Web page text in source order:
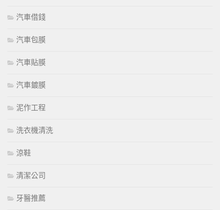
汽車借錢
汽車包膜
汽車貼膜
汽車鍍膜
泥作工程
洗衣機清洗
涼鞋
清潔公司
牙醫推薦